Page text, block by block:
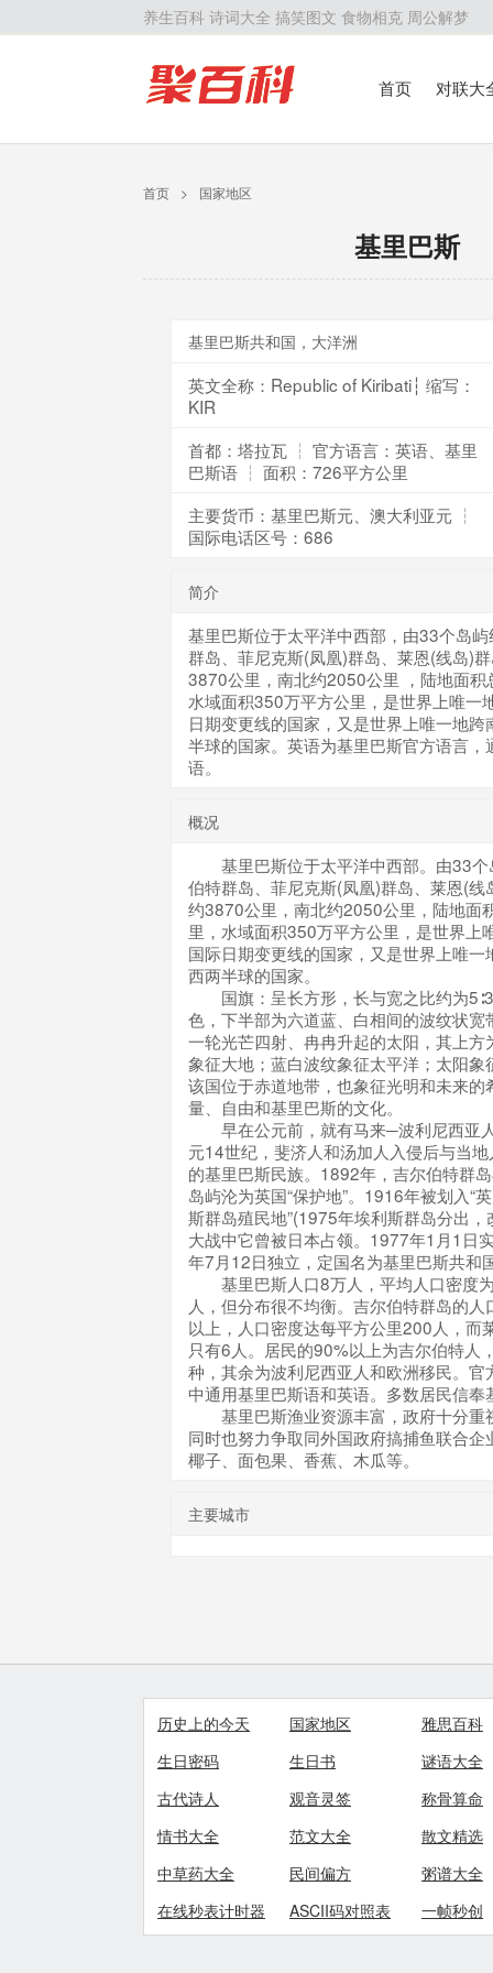
养生百科 诗词大全 搞笑图文 食物相克 周公解梦
首页
对联大
首页 > 国家地区
基里巴斯
基里巴斯共和国，大洋洲
英文全称：Republic of Kiribati┆ 缩写：
KIR
首都：塔拉瓦 ┆ 官方语言：英语、基里
巴斯语 ┆ 面积：726平方公里
主要货币：基里巴斯元、澳大利亚元 ┆
国际电话区号：686
简介
基里巴斯位于太平洋中西部，由33个岛
群岛、菲尼克斯(凤凰)群岛、莱恩(线岛)
3870公里，南北约2050公里 ，陆地面
水域面积350万平方公里，是世界上唯一
日期变更线的国家，又是世界上唯一地
半球的国家。英语为基里巴斯官方语言，
语。
概况
基里巴斯位于太平洋中西部。由33个
伯特群岛、菲尼克斯(凤凰)群岛、莱恩(线
约3870公里，南北约2050公里，陆地面
里，水域面积350万平方公里，是世界上
国际日期变更线的国家，又是世界上唯
西两半球的国家。
国旗：呈长方形，长与宽之比约为
色，下半部为六道蓝、白相间的波纹状宽
一轮光芒四射、冉冉升起的太阳，其上方
象征大地；蓝白波纹象征太平洋；太阳象
该国位于赤道地带，也象征光明和未来的
量、自由和基里巴斯的文化。
早在公元前，就有马来─波利尼西亚
元14世纪，斐济人和汤加人入侵后与当
的基里巴斯民族。1892年，吉尔伯特群
岛屿沦为英国“保护地”。1916年被划入“
斯群岛殖民地”(1975年埃利斯群岛分出
大战中它曾被日本占领。1977年1月1日
年7月12日独立，定国名为基里巴斯共和
基里巴斯人口8万人，平均人口密度
人，但分布很不均衡。吉尔伯特群岛的
以上，人口密度达每平方公里200人，而
只有6人。居民的90%以上为吉尔伯特人
种，其余为波利尼西亚人和欧洲移民。官
中通用基里巴斯语和英语。多数居民信奉
基里巴斯渔业资源丰富，政府十分重
同时也努力争取同外国政府搞捕鱼联合
椰子、面包果、香蕉、木瓜等。
主要城市
历史上的今天 国家地区
雅思百科
生日密码
生日书
谜语大全
古代诗人
观音灵签
称骨算命
情书大全
范文大全
散文精选
中草药大全
民间偏方
粥谱大全
在线秒表计时器
ASCII码对照表 一帧秒创